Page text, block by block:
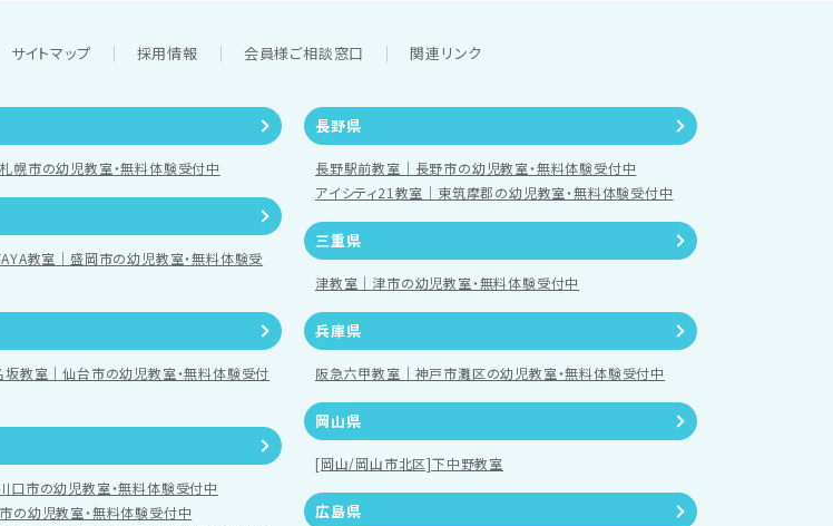
サイトマップ 採用情報 会員様ご相談窓口 関連リンク
幌市の幼児教室・無料体験受付中
教室｜盛岡市の幼児教室・無料体験受
坂教室｜仙台市の幼児教室・無料体験受付
口市の幼児教室・無料体験受付中
の幼児教室・無料体験受付中
長野県
長野駅前教室｜長野市の幼児教室・無料体験受付中
アイシティ21教室｜東筑摩郡の幼児教室・無料体験受付中
三重県
津教室｜津市の幼児教室・無料体験受付中
兵庫県
阪急六甲教室｜神戸市灘区の幼児教室・無料体験受付中
岡山県
[岡山/岡山市北区]下中野教室
広島県